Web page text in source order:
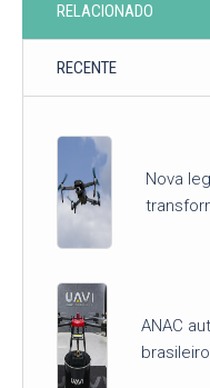
RELACIONADO
RECENTE
Nova
ANAC